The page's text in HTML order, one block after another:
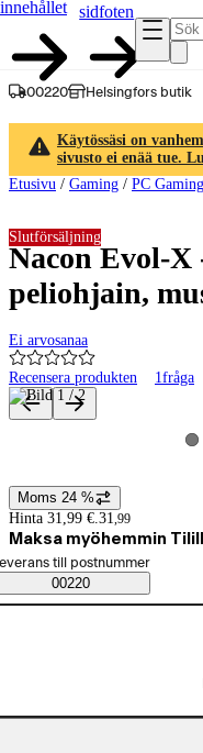
innehållet
sidfoten
00220 Helsingfors butik
Käytössäsi on
sivusto ei enää tue.
Etusivu / Gaming / PC Gaming
Nacon Evol-X
peliohjain,
Ei arvosanaa
Recensera produkten 1fråga
Slutförsäljning
Produktbilder och
Prisinformation
Moms 24 %
Hinta 31,99 €. 31 ,99
Maksa myöhemmin
Saatavuustiedot
beställningssätt
till postnummer
00220